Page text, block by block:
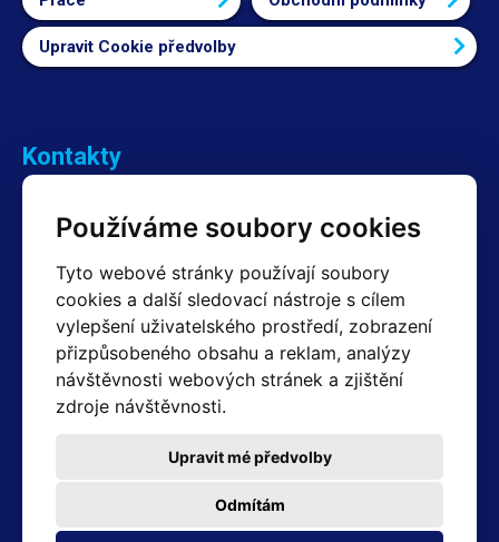
Používáme soubory cookies
Tyto webové stránky používají soubory
cookies a další sledovací nástroje s cílem
vylepšení uživatelského prostředí, zobrazení
přizpůsobeného obsahu a reklam, analýzy
návštěvnosti webových stránek a zjištění
zdroje návštěvnosti.
Odmítám
Upravit mé předvolby
Upravit Cookie předvolby
Kontakty
+420 603 357 606 +420 605 234 204
Fakturační a expediční oddělení
+420 605 259 759 (Po–Pá: 7:30 – 15:00)
Technické oddělení
+420 603 355 085 (Po–Pá: 8:00 – 16:00)
servis@hotair.cz
Platba jen v hotovosti